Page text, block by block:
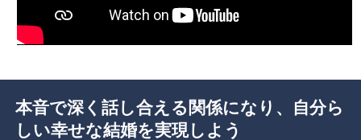
本音で深く話し合える関係になり、自分ら
しい幸せな結婚を実現しよう